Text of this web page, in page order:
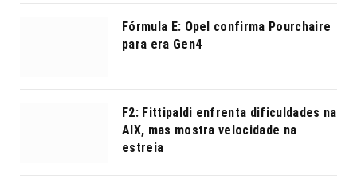
Fórmula E: Opel confirma Pourchaire
para era Gen4
F2: Fittipaldi enfrenta dificuldades na
AIX, mas mostra velocidade na
estreia